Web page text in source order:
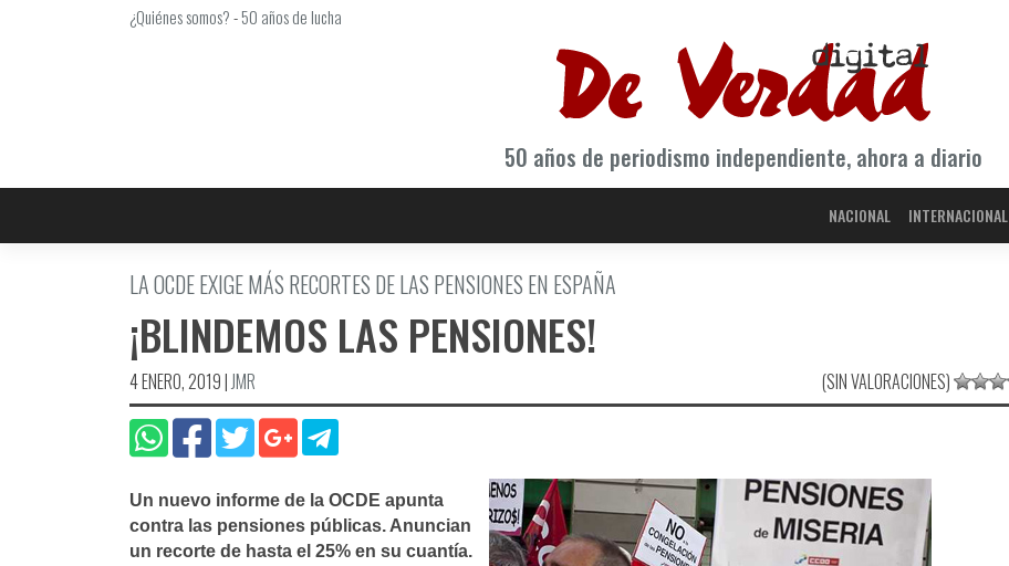
¿Quiénes somos?-50 años de lucha
50 años de periodismo independiente, ahora a diario
NACIONAL INTERNACIONAL
LA OCDE EXIGE MÁS RECORTES DE LAS PENSIONES EN ESPAÑA
¡BLINDEMOS LAS PENSIONES!
4 ENERO, 2019|JMR (SIN VALORACIONES)
Un nuevo informe de la OCDE apunta
contra las pensiones públicas. Anuncian
un recorte de hasta el 25% en su cuantí­a.